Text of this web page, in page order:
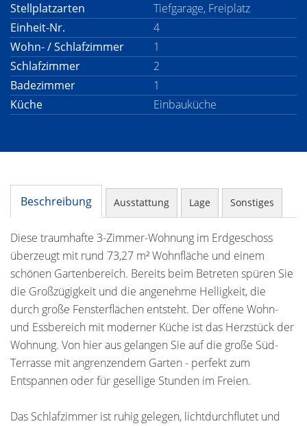
Stellplatzarten
Tiefgarage, Freiplatz
Einheit-Nr.
4
Wohn- / Schlafzimmer
1
Schlafzimmer
2
Badezimmer
1
Küche
Einbauküche
Beschreibung Ausstattung Lage Sonstiges
Diese traumhafte 3-Zimmer-Wohnung im Erdgeschoss
überzeugt mit rund 73,27 m² Wohnfläche und einem
schönen Gartenbereich. Bereits beim Betreten spüren Sie
die Großzügigkeit und die angenehme Helligkeit, die
durch große Fensterflächen entsteht. Der offene Wohn-
und Essbereich mit moderner Küche ist das Herzstück der
Wohnung. Von hier aus gelangen Sie auf die große Süd-
Terrasse mit angrenzendem Garten - perfekt zum
Entspannen oder für gesellige Stunden im Freien.
Das Schlafzimmer ist ruhig gelegen, lichtdurchflutet und